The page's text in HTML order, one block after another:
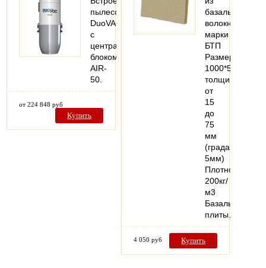
пылесос
DuoVAC
с
центральным
блоком
AIR-
50.
от 224 848 руб
Купить
базальтового
волокна
марки
БТП
Размеры
1000*500мм,
толщина
от
15
до
75
мм
(градация
5мм)
Плотность
200кг/
м3
Базальтовые
плиты…
4 050 руб Купить